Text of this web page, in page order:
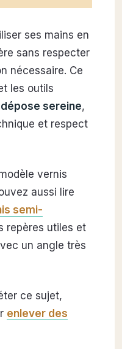
ses mains en
sans respecter
nécessaire. Ce
les outils
dépose sereine,
et respect
vernis
aussi lire
semi-
repères utiles et
un angle très
ce sujet,
enlever des